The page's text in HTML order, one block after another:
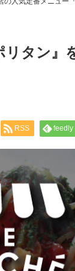
リタン』
RSS feedly